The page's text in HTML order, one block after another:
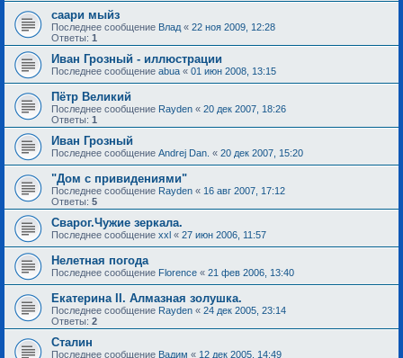
саари мыйз
Последнее сообщение Влад « 22 ноя 2009, 12:28
Ответы: 1
Иван Грозный - иллюстрации
Последнее сообщение abua « 01 июн 2008, 13:15
Пётр Великий
Последнее сообщение Rayden « 20 дек 2007, 18:26
Ответы: 1
Иван Грозный
Последнее сообщение Andrej Dan. « 20 дек 2007, 15:20
"Дом с привидениями"
Последнее сообщение Rayden « 16 авг 2007, 17:12
Ответы: 5
Сварог.Чужие зеркала.
Последнее сообщение xxl « 27 июн 2006, 11:57
Нелетная погода
Последнее сообщение Florence « 21 фев 2006, 13:40
Екатерина II. Алмазная золушка.
Последнее сообщение Rayden « 24 дек 2005, 23:14
Ответы: 2
Сталин
Последнее сообщение Вадим « 12 дек 2005, 14:49